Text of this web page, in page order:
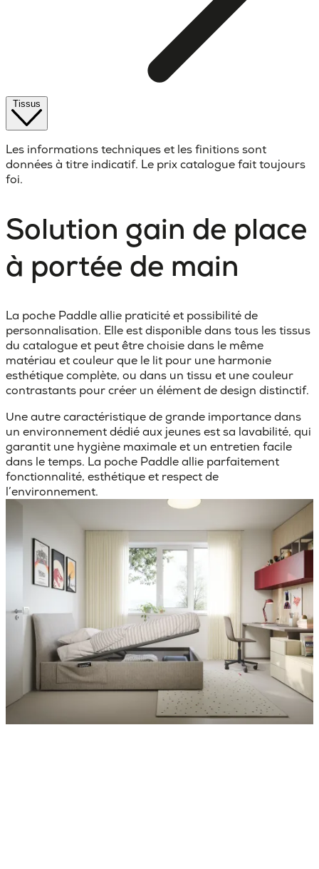
Les informations techniques et les finitions sont
données à titre indicatif. Le prix catalogue fait toujours
foi.
Solution gain de place
à portée de main
La poche Paddle allie praticité et possibilité de
personnalisation. Elle est disponible dans tous les tissus
du catalogue et peut être choisie dans le même
matériau et couleur que le lit pour une harmonie
esthétique complète, ou dans un tissu et une couleur
contrastants pour créer un élément de design distinctif.
Une autre caractéristique de grande importance dans
un environnement dédié aux jeunes est sa lavabilité, qui
garantit une hygiène maximale et un entretien facile
dans le temps. La poche Paddle allie parfaitement
fonctionnalité, esthétique et respect de
l’environnement.